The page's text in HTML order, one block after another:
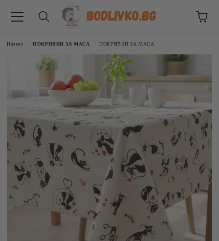
Начало ПОКРИВКИ ЗА МАСА ПОКРИВКИ ЗА МАСА